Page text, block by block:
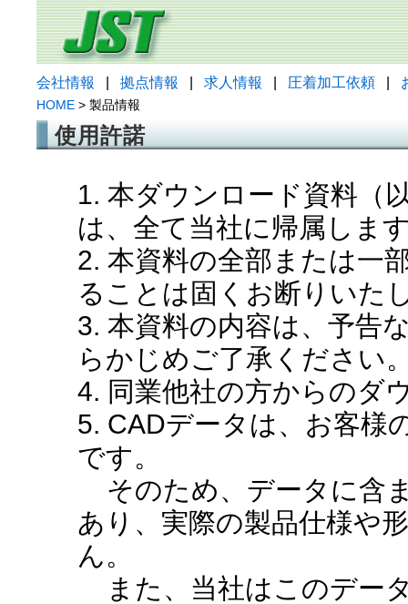
会社情報 拠点情報 求人情報 圧着加工依頼
HOME > 製品情報
使用許諾
1. 本ダウンロード資料（
は、全て当社に帰属しま
2. 本資料の全部または一
ることは固くお断りいた
3. 本資料の内容は、予告
らかじめご了承ください
4. 同業他社の方からのダ
5. CADデータは、お客様
です。
そのため、データに含
あり、実際の製品仕様や
ん。
また、当社はこのデー